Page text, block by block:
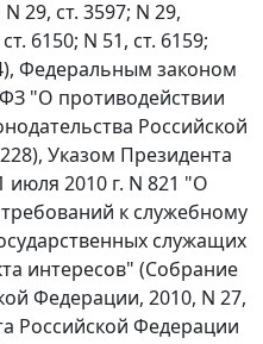
29, ст. 3597; N 29,
6150; N 51, ст. 6159;
Федеральным законом
ФЗ "О противодействии
Российской
Указом Президента
июля 2010 г. N 821 "О
к служебному
служащих
интересов" (Собрание
Федерации, 2010, N 27,
Российской Федерации